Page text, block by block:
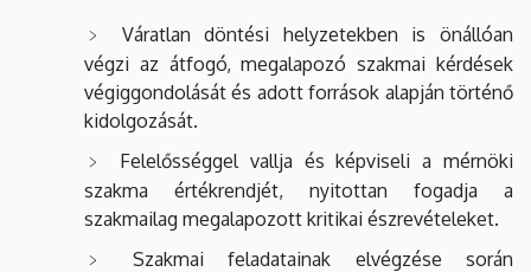
Váratlan döntési helyzetekben is önállóan
végzi az átfogó, megalapozó szakmai kérdések
végiggondolását és adott források alapján történő
kidolgozását.
Felelősséggel vallja és képviseli a mérnöki
szakma értékrendjét, nyitottan fogadja a
szakmailag megalapozott kritikai észrevételeket.
Szakmai feladatainak elvégzése során